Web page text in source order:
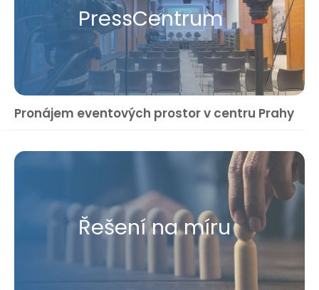
Press​Centrum
Pronájem eventových prostor v centru Prahy
Řešení na míru